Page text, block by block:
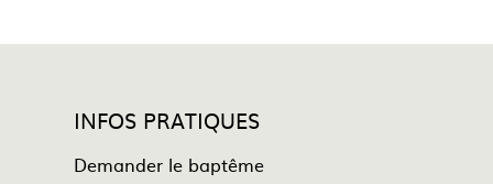
INFOS PRATIQUES
Demander le baptême